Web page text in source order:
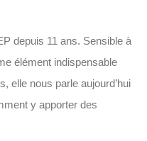
depuis 11 ans. Sensible à
élément indispensable
elle nous parle aujourd’hui
y apporter des